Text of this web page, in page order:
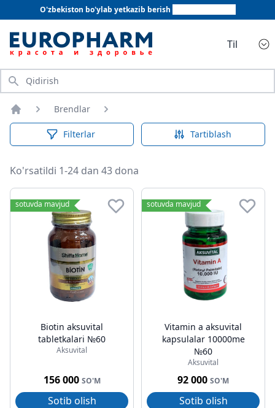
O'zbekiston bo'ylab yetkazib berish
Til
Qidirish
Bosh sahifa
Brendlar
Filterlar Tartiblash
Ko'rsatildi 1-24 dan 43 dona
sotuvda mavjud
Biotin aksuvital
tabletkalari №60
Aksuvital
156 000 SO'M
Sotib olish
sotuvda mavjud
Vitamin a aksuvital
kapsulalar 10000me
№60
Aksuvital
92 000 SO'M
Sotib olish